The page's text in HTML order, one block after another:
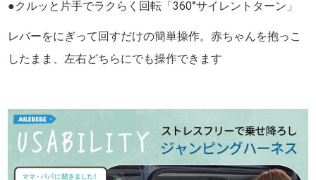
●クルッと片手でラクらく回転「360°サイレントターン」
レバーをにぎって回すだけの簡単操作。赤ちゃんを抱っこ
したまま、左右どちらにでも操作できます